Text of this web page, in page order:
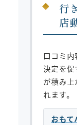
行
店
口コミ
決定を促
が積み上
れます。
おもて